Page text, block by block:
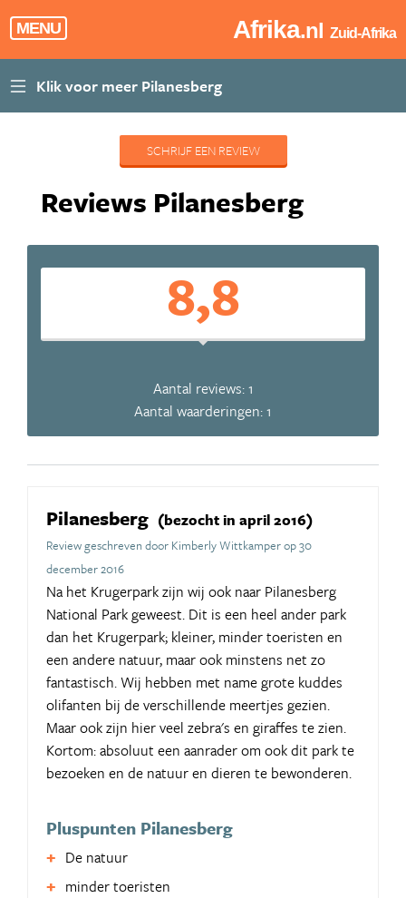
MENU Afrika.nl Zuid-Afrika
SCHRIJF EEN REVIEW
Reviews Pilanesberg
8,8
Aantal reviews: 1
Aantal waarderingen: 1
Pilanesberg (bezocht in april 2016)
Review geschreven door Kimberly Wittkamper op 30
december 2016
Na het Krugerpark zijn wij ook naar Pilanesberg
National Park geweest. Dit is een heel ander park
dan het Krugerpark; kleiner, minder toeristen en
een andere natuur, maar ook minstens net zo
fantastisch. Wij hebben met name grote kuddes
olifanten bij de verschillende meertjes gezien.
Maar ook zijn hier veel zebra's en giraffes te zien.
Kortom: absoluut een aanrader om ook dit park te
bezoeken en de natuur en dieren te bewonderen.
Pluspunten Pilanesberg
De natuur
minder toeristen